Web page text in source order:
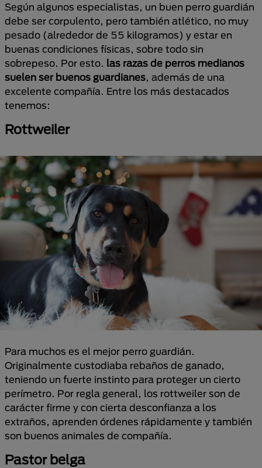
Según algunos especialistas, un buen perro guardián
debe ser corpulento, pero también atlético, no muy
pesado (alrededor de 55 kilogramos) y estar en
buenas condiciones físicas, sobre todo sin
sobrepeso. Por esto. las razas de perros medianos
suelen ser buenos guardianes, además de una
excelente compañía. Entre los más destacados
tenemos:
Rottweiler
Para muchos es el mejor perro guardián.
Originalmente custodiaba rebaños de ganado,
teniendo un fuerte instinto para proteger un cierto
perímetro. Por regla general, los rottweiler son de
carácter firme y con cierta desconfianza a los
extraños, aprenden órdenes rápidamente y también
son buenos animales de compañía.
Pastor belga